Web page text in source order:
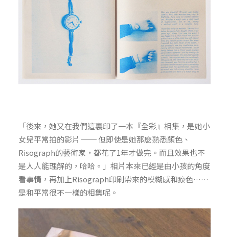
「後來，她又在我們這裏印了一本『全彩』相集，是她小
女兒平常拍的影片 ── 但即使是她那麼熟悉顏色、
Risograph的藝術家，都花了1年才做完。而且效果也不
是人人能理解的，哈哈。」相片本來已經是由小孩的角度
看事情，再加上Risograph印刷帶來的模糊感和瘀色……
是和平常很不一樣的相集呢。